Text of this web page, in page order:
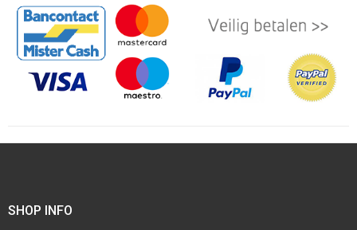
SHOP INFO